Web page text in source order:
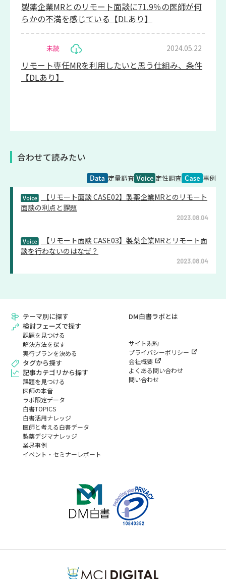
製薬企業MRとのリモート面談に71.9％の医師が何
らかの不満を感じている【DLあり】
未読
リモート専任MRを利用したいと思う仕組み、条件
【DLあり】
2024.05.22
合わせて読みたい
定量調査 定性調査 事例
【リモート面談 CASE02】製薬企業MRとのリモート
面談の利点と課題
2023.08.04
【リモート面談 CASE03】製薬企業MRとリモート面
談を行わないのはなぜ？
2023.08.04
テーマ別に探す
検討フェーズで探す
課題を見つける
解決方法を探す
実行プランを決める
タグから探す
記事カテゴリから探す
課題を見つける
医師の本音
ラボ限定データ
白書TOPICS
白書活用ナレッジ
医師と考える白書データ
製薬デジマナレッジ
業界事例
イベント・セミナーレポート
DM白書ラボとは
サイト規約
プライバシーポリシー
会社概要
よくある問い合わせ
問い合わせ